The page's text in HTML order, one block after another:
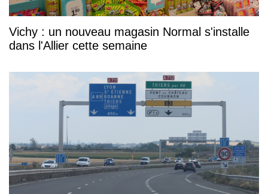
Vichy : un nouveau magasin Normal s'installe
dans l'Allier cette semaine